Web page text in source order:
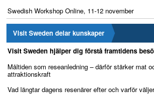
Swedish Workshop Online, 11-12 november
Visit Sweden delar kunskaper
Visit Sweden hjälper dig förstå framtidens
Måltiden som reseanledning – därför stärker mat
attraktionskraft
Vad längtar dagens resenärer efter och varför